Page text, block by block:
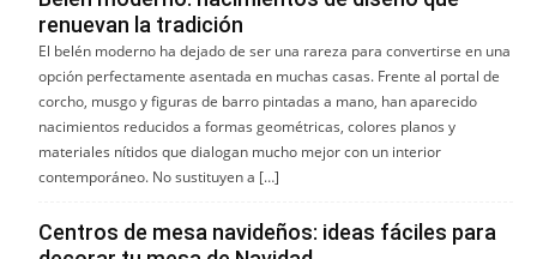
renuevan la tradición
El belén moderno ha dejado de ser una rareza para convertirse en una
opción perfectamente asentada en muchas casas. Frente al portal de
corcho, musgo y figuras de barro pintadas a mano, han aparecido
nacimientos reducidos a formas geométricas, colores planos y
materiales nítidos que dialogan mucho mejor con un interior
contemporáneo. No sustituyen a […]
Centros de mesa navideños: ideas fáciles para